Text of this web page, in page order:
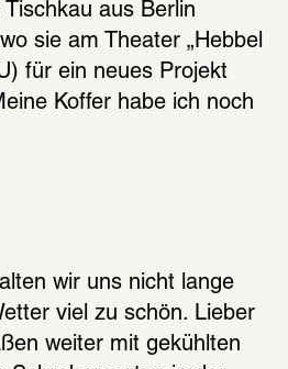
aus Berlin
sie am Theater „Hebbel
für ein neues Projekt
Koffer habe ich noch
wir uns nicht lange
viel zu schön. Lieber
weiter mit gekühlten